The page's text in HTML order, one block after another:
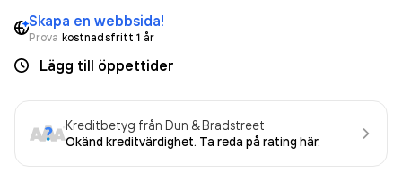
Skapa en webbsida!
Prova kostnadsfritt 1 år
Lägg till öppettider
Kreditbetyg från Dun & Bradstreet
Okänd kreditvärdighet. Ta reda på rating här.